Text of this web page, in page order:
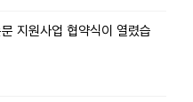
지원사업 협약식이 열렸습